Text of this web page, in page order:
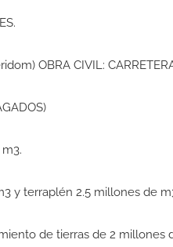
OBRA CIVIL:
y terraplén 2.5 millones de
de tierras de 2 millones